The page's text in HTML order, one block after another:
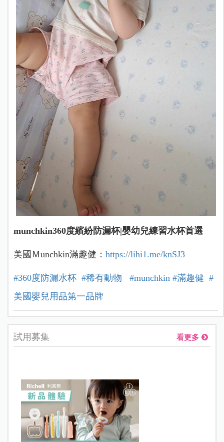
munchkin360度繽紛防漏杯|嬰幼兒練習水杯首選
美國Ｍunchkin滿趣健： https://lihi1.me/knSJ3
#360度防漏水杯 #稀有動物 #munchkin #滿趣健 #
美國嬰兒用品第一品牌
試用募集 看更多